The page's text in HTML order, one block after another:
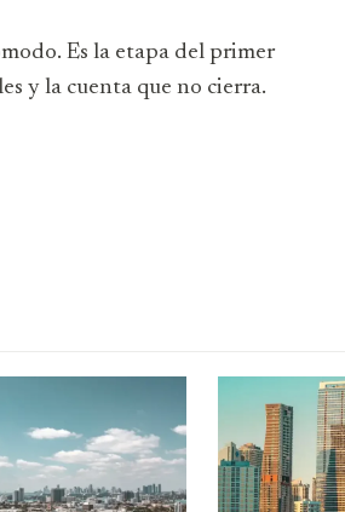
Es la etapa del primer
y la cuenta que no cierra.